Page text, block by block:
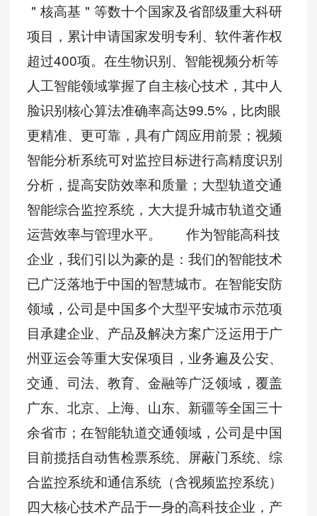
＂核高基＂等数十个国家及省部级重大科研
项目，累计申请国家发明专利、软件著作权
超过400项。在生物识别、智能视频分析等
人工智能领域掌握了自主核心技术，其中人
脸识别核心算法准确率高达99.5%，比肉眼
更精准、更可靠，具有广阔应用前景；视频
智能分析系统可对监控目标进行高精度识别
分析，提高安防效率和质量；大型轨道交通
智能综合监控系统，大大提升城市轨道交通
运营效率与管理水平。 作为智能高科技
企业，我们引以为豪的是：我们的智能技术
已广泛落地于中国的智慧城市。在智能安防
领域，公司是中国多个大型平安城市示范项
目承建企业、产品及解决方案广泛运用于广
州亚运会等重大安保项目，业务遍及公安、
交通、司法、教育、金融等广泛领域，覆盖
广东、北京、上海、山东、新疆等全国三十
余省市；在智能轨道交通领域，公司是中国
目前揽括自动售检票系统、屏蔽门系统、综
合监控系统和通信系统（含视频监控系统）
四大核心技术产品于一身的高科技企业，产